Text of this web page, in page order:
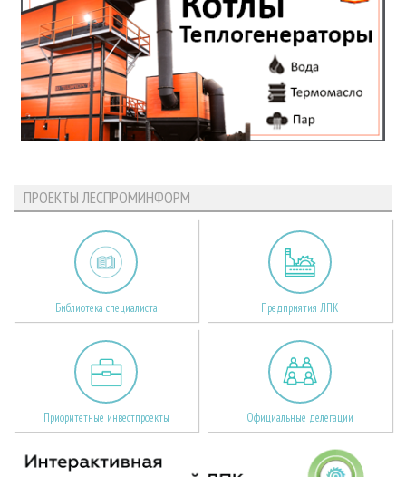
ПРОЕКТЫ ЛЕСПРОМИНФОРМ
Библиотека специалиста Предприятия ЛПК
Приоритетные инвестпроекты Официальные делегации